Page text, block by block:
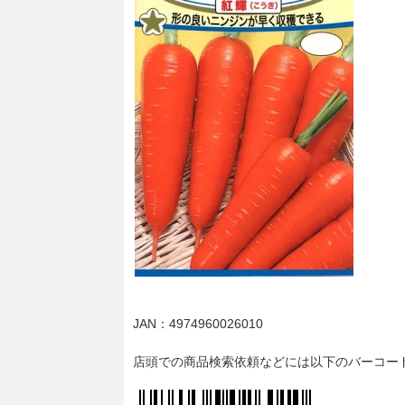
JAN：4974960026010
店頭での商品検索依頼などには以下のバーコー